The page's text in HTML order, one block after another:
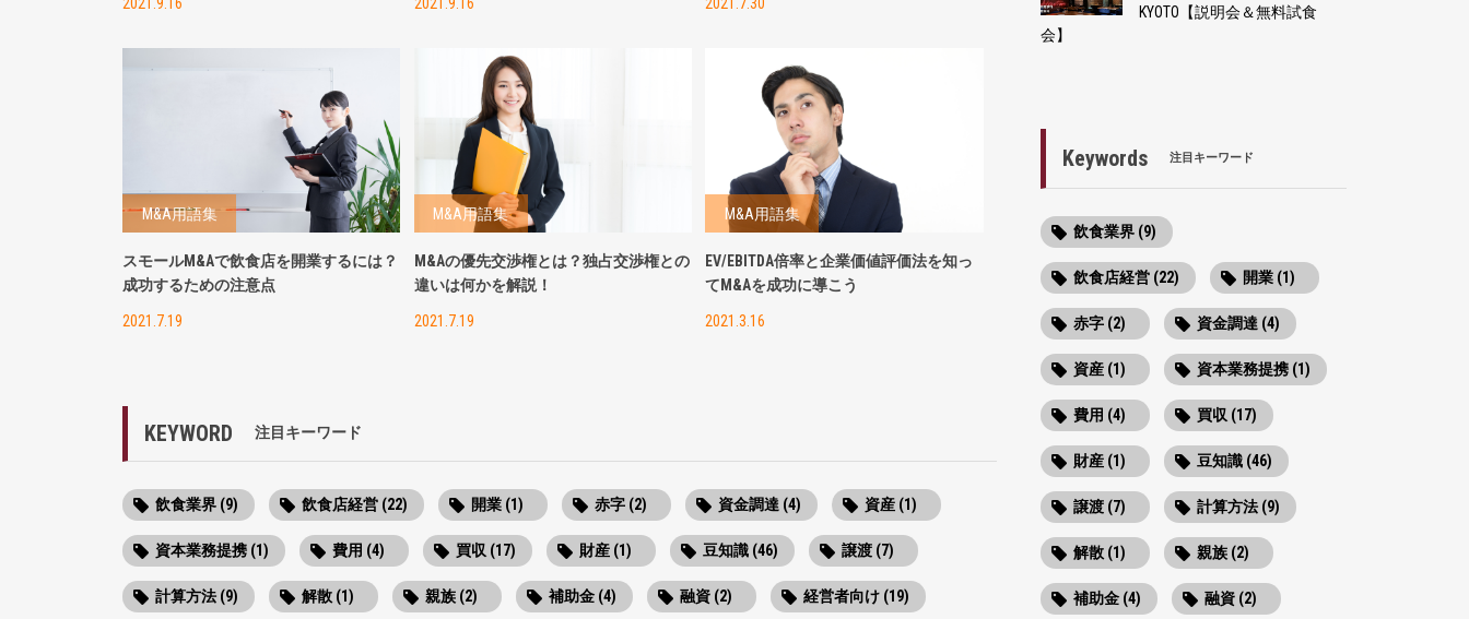
M&A用語集
スモールM&Aで飲食店を開業するには？
成功するための注意点
2021.7.19
M&A用語集
M&Aの優先交渉権とは？独占交渉権との
違いは何かを解説！
2021.7.19
M&A用語集
EV/EBITDA倍率と企業価値評価法を知っ
てM&Aを成功に導こう
2021.3.16
KEYWORD 注目キーワード
飲食業界 (9) 飲食店経営 (22) 開業 (1) 赤字 (2) 資金調達 (4) 資産 (1)
資本業務提携 (1) 費用 (4) 買収 (17) 財産 (1) 豆知識 (46) 譲渡 (7)
計算方法 (9) 解散 (1) 親族 (2) 補助金 (4) 融資 (2) 経営者向け (19)
KYOTO【説明会＆無料試食
会】
Keywords 注目キーワード
飲食業界 (9)
飲食店経営 (22) 開業 (1)
赤字 (2) 資金調達 (4)
資産 (1) 資本業務提携 (1)
費用 (4) 買収 (17)
財産 (1) 豆知識 (46)
譲渡 (7) 計算方法 (9)
解散 (1) 親族 (2)
補助金 (4) 融資 (2)